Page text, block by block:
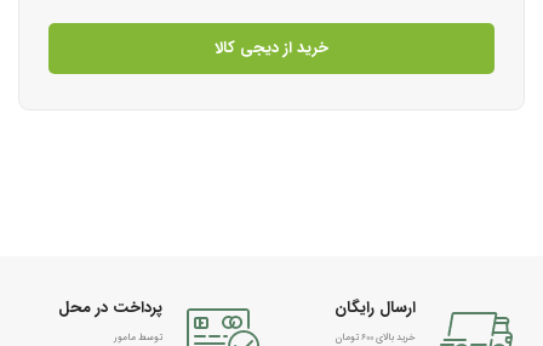
خرید از دیجی کالا
ارسال رایگان
خرید بالای 600 تومان
پرداخت در محل
توسط مامور